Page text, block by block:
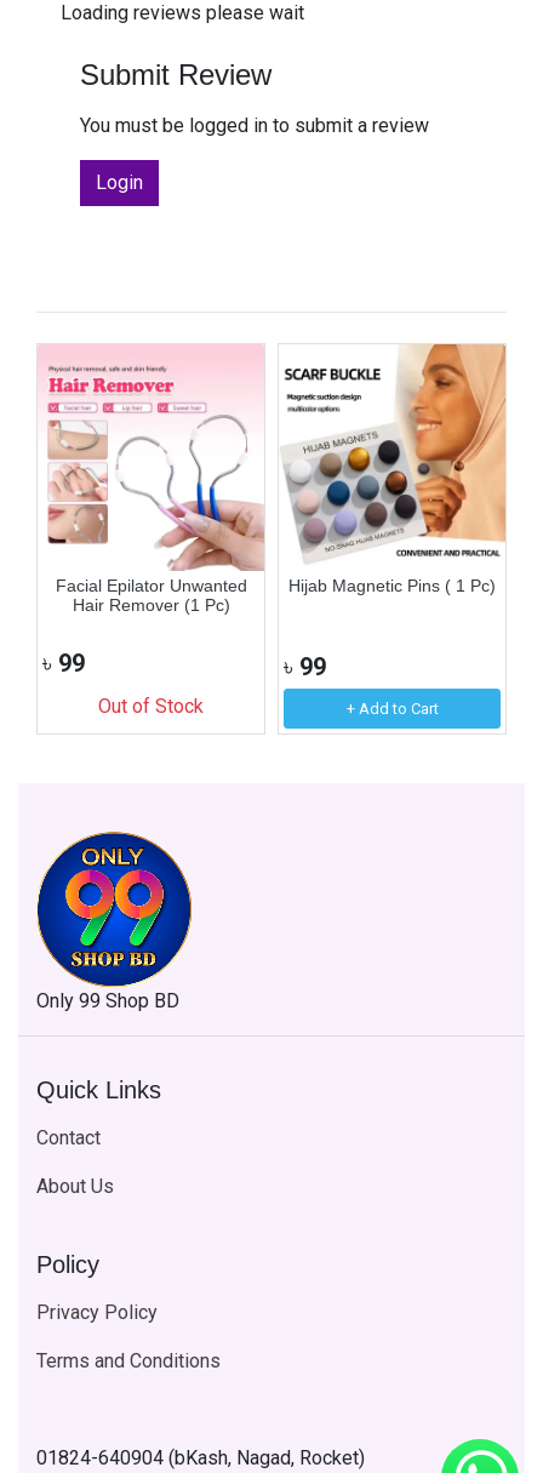
Loading reviews please wait
Submit Review
You must be logged in to submit a review
Login
Facial Epilator Unwanted
Hair Remover (1 Pc)
৳ 99
Out of Stock
Hijab Magnetic Pins ( 1 Pc)
৳ 99
+ Add to Cart
Only 99 Shop BD
Quick Links
Contact
About Us
Policy
Privacy Policy
Terms and Conditions
01824-640904 (bKash, Nagad, Rocket)